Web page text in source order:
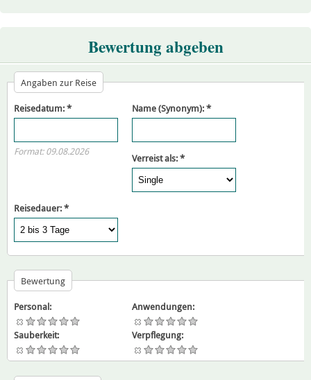
Bewertung abgeben
Angaben zur Reise
Reisedatum:*
Format: 09.08.2026
Name (Synonym):*
Verreist als:*
Reisedauer:*
Bewertung
Personal: Anwendungen:
Sauberkeit: Verpflegung: